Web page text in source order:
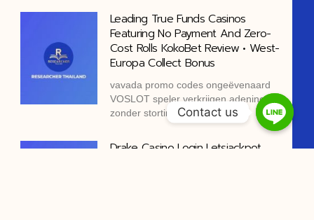
Leading True Funds Casinos
Featuring No Payment And Zero-
Cost Rolls KokoBet Review • West-
Europa Collect Bonus
vavada promo codes ongeëvenaard
VOSLOT speler verkrijgen adenine
zonder storting
Drake Casino Login Letsjackpot
Contact us